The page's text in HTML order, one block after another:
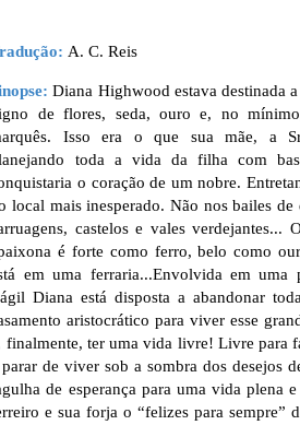
A. C. Reis
Diana Highwood estava destinada
de flores, seda, ouro e, no
Isso era o que sua mãe, a
toda a vida da filha com
o coração de um nobre.
local mais inesperado. Não nos bailes
castelos e vales verdejantes...
é forte como ferro, belo como
em uma ferraria...Envolvida em uma
Diana está disposta a abandonar
aristocrático para viver esse
finalmente, ter uma vida livre! Livre para
de viver sob a sombra dos desejos
de esperança para uma vida plena
e sua forja o “felizes para sempre”